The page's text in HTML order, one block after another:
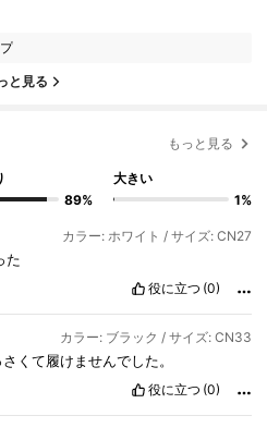
と見る
もっと見る
89%
大きい
1%
カラー: ホワイト / サイズ: CN27
た
役に立つ (0)
カラー: ブラック / サイズ: CN33
くて履けませんでした。
役に立つ (0)